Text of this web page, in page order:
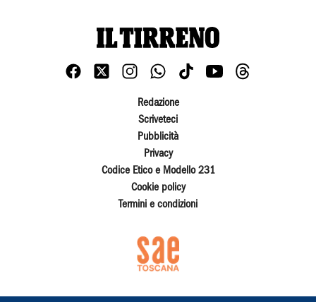
Redazione
Scriveteci
Pubblicità
Privacy
Codice Etico e Modello 231
Cookie policy
Termini e condizioni